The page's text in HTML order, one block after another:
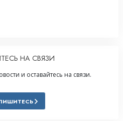
НА СВЯЗИ
и оставайтесь на связи.